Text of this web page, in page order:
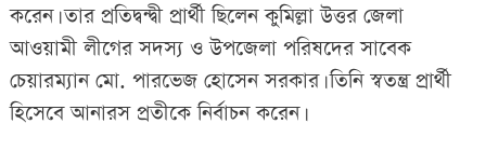
করেন। তার প্রতিদ্বন্দ্বী প্রার্থী ছিলেন কুমিল্লা উত্তর জেলা
আওয়ামী লীগের সদস্য ও উপজেলা পরিষদের সাবেক
চেয়ারম্যান মো. পারভেজ হোসেন সরকার। তিনি স্বতন্ত্র প্রার্থী
হিসেবে আনারস প্রতীকে নির্বাচন করেন।